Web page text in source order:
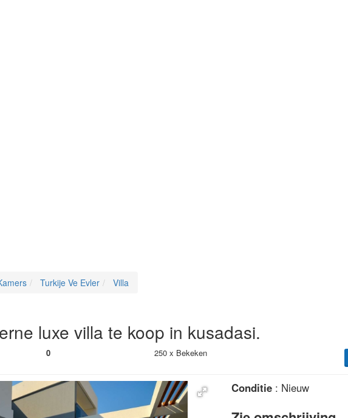
Turkije Ve Evler Villa
luxe villa te koop in kusadasi.
0 250 x Bekeken
Conditie: Nieuw